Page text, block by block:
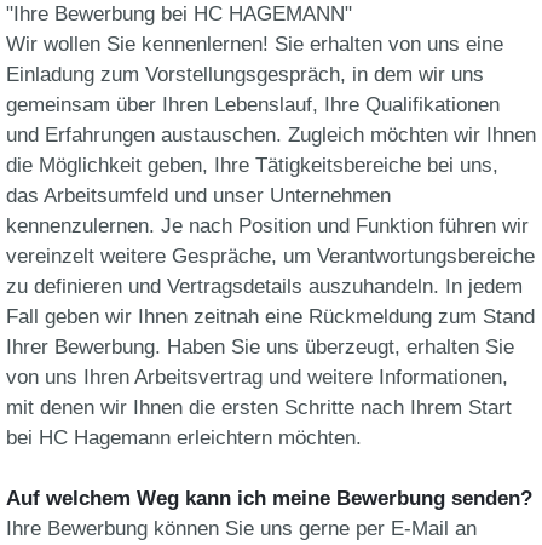
"Ihre Bewerbung bei HC HAGEMANN"
Wir wollen Sie kennenlernen! Sie erhalten von uns eine
Einladung zum Vorstellungsgespräch, in dem wir uns
gemeinsam über Ihren Lebenslauf, Ihre Qualifikationen
und Erfahrungen austauschen. Zugleich möchten wir Ihnen
die Möglichkeit geben, Ihre Tätigkeitsbereiche bei uns,
das Arbeitsumfeld und unser Unternehmen
kennenzulernen. Je nach Position und Funktion führen wir
vereinzelt weitere Gespräche, um Verantwortungsbereiche
zu definieren und Vertragsdetails auszuhandeln. In jedem
Fall geben wir Ihnen zeitnah eine Rückmeldung zum Stand
Ihrer Bewerbung. Haben Sie uns überzeugt, erhalten Sie
von uns Ihren Arbeitsvertrag und weitere Informationen,
mit denen wir Ihnen die ersten Schritte nach Ihrem Start
bei HC Hagemann erleichtern möchten.
Auf welchem Weg kann ich meine Bewerbung senden?
Ihre Bewerbung können Sie uns gerne per E-Mail an